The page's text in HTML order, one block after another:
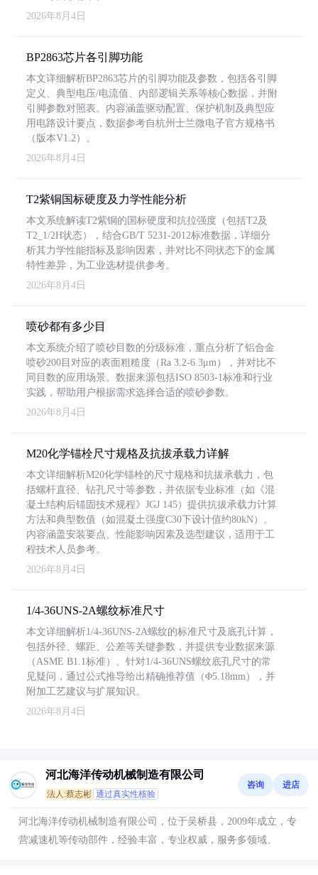
2026年8月4日
BP2863芯片各引脚功能
本文详细解析BP2863芯片的引脚功能及参数，包括各引脚
定义、典型电压/电流值、内部逻辑关系等核心数据，并附
引脚参数对照表。内容涵盖驱动配置、保护机制及典型应
用电路设计要点，数据参考自杭州士兰微电子官方规格书
（版本V1.2）。
2026年8月4日
T2紫铜国标硬度及力学性能分析
本文系统解读T2紫铜的国标硬度和抗拉强度（包括T2及
T2_1/2H状态），结合GB/T 5231-2012标准数据，详细分
析其力学性能指标及影响因素，并对比不同状态下的金属
特性差异，为工业选材提供参考。
2026年8月4日
喷砂都有多少目
本文系统介绍了喷砂目数的分级标准，重点分析了铝合金
喷砂200目对应的表面粗糙度（Ra 3.2-6.3μm），并对比不
同目数的应用场景。数据来源包括ISO 8503-1标准和行业
实践，帮助用户根据需求选择合适的喷砂参数。
2026年8月4日
M20化学锚栓尺寸规格及抗拔承载力详解
本文详细解析M20化学锚栓的尺寸规格和抗拔承载力，包
括螺杆直径、钻孔尺寸等参数，并依据专业标准（如《混
凝土结构后锚固技术规程》JGJ 145）提供抗拔承载力计算
方法和典型数值（如混凝土强度C30下设计值约80kN）。
内容涵盖安装要点、性能影响因素及选型建议，适用于工
程技术人员参考。
2026年8月4日
1/4-36UNS-2A螺纹标准尺寸
本文详细解析1/4-36UNS-2A螺纹的标准尺寸及底孔计算，
包括外径、螺距、公差等关键参数，并提供专业数据来源
（ASME B1.1标准）。针对1/4-36UNS螺纹底孔尺寸的常
见疑问，通过公式推导给出精确推荐值（Φ5.18mm），并
附加工艺建议与扩展知识。
2026年8月4日
河北海洋传动机械制造有限公司
法人:蔡志彬 通过真实性核验
咨询 进店
河北海洋传动机械制造有限公司，位于吴桥县，2009年成立，专
营减速机等传动部件，经验丰富，专业权威，服务多领域。